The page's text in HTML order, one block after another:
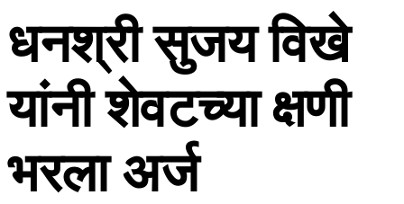
धनश्री सुजय विखे
यांनी शेवटच्या क्षणी
भरला अर्ज